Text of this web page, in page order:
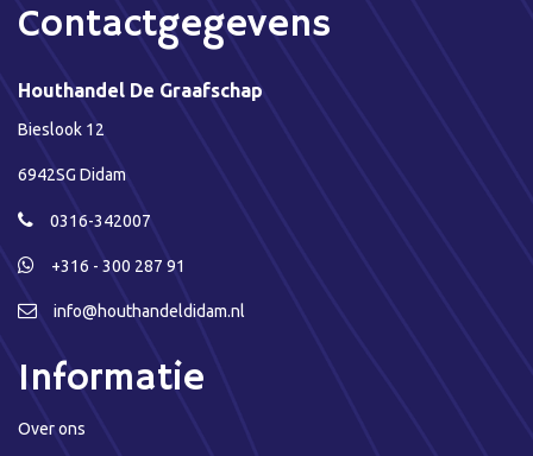
Contactgegevens
Houthandel De Graafschap
Bieslook 12
6942SG Didam
0316-342007
+316 - 300 287 91
info@houthandeldidam.nl
Informatie
Over ons